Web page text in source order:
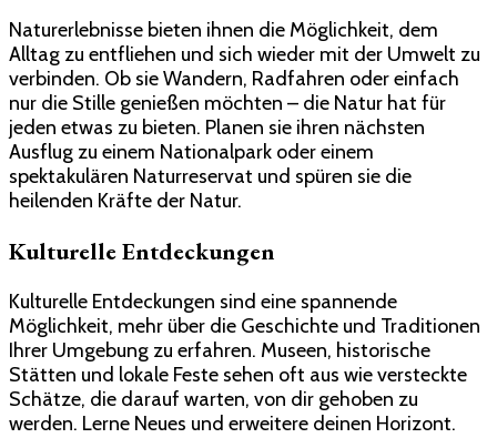
Naturerlebnisse bieten ihnen die Möglichkeit, dem
Alltag zu entfliehen und sich wieder mit der Umwelt zu
verbinden. Ob sie Wandern, Radfahren oder einfach
nur die Stille genießen möchten – die Natur hat für
jeden etwas zu bieten. Planen sie ihren nächsten
Ausflug zu einem Nationalpark oder einem
spektakulären Naturreservat und spüren sie die
heilenden Kräfte der Natur.
Kulturelle Entdeckungen
Kulturelle Entdeckungen sind eine spannende
Möglichkeit, mehr über die Geschichte und Traditionen
Ihrer Umgebung zu erfahren. Museen, historische
Stätten und lokale Feste sehen oft aus wie versteckte
Schätze, die darauf warten, von dir gehoben zu
werden. Lerne Neues und erweitere deinen Horizont.